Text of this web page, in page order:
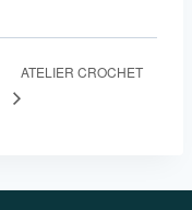
ATELIER CROCHET